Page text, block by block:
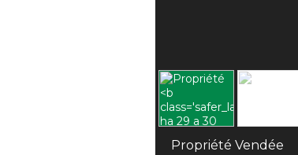
Propriété Vendée